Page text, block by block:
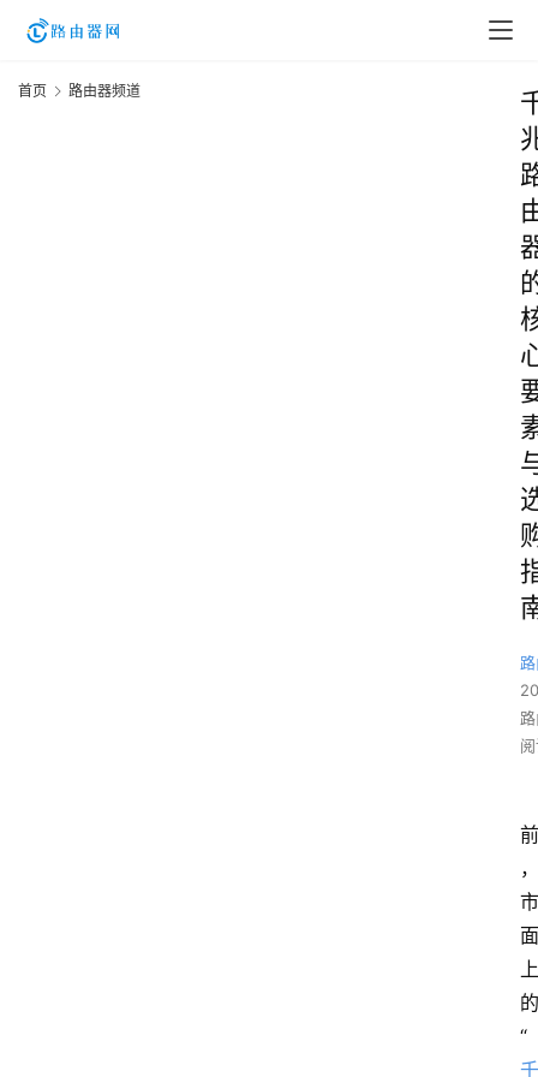
首页 路由器频道
前
，
市
面
上
的
“
千